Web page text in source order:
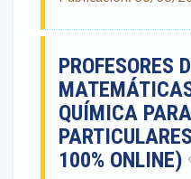
PROFESORES
QUÍMICA
100% ONLINE)